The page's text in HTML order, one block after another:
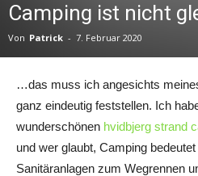
Camping ist nicht
Von Patrick - 7. Februar 2020
…das muss ich angesichts
ganz eindeutig feststellen. Ich
wunderschönen hvidbjerg strand
und wer glaubt, Camping
Sanitäranlagen zum Wegrennen